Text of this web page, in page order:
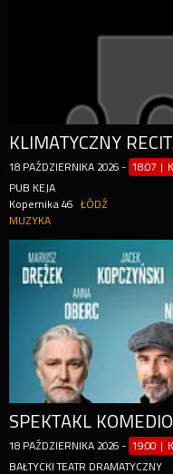
18 PAŹDZIERNIKA 2026 - 18:07 |
PUB KEJA
Kopernika 46
ŁÓDŹ
MUZYKA
SPEKTAKL
18 PAŹDZIERNIKA 2026 - 19:00 |
BAŁTYCKI TEATR DRAMATYCZNY